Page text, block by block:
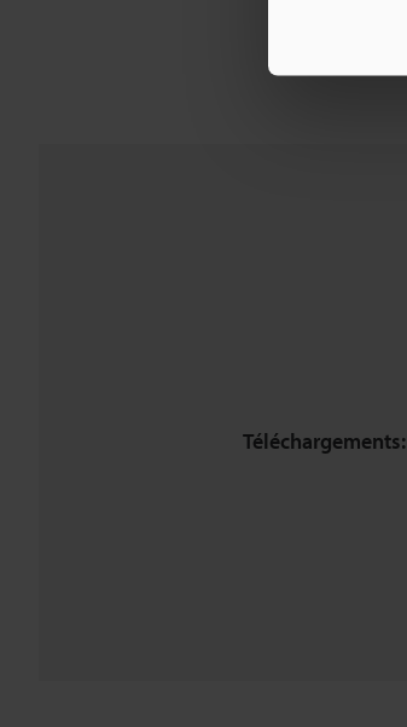
Téléchargements: